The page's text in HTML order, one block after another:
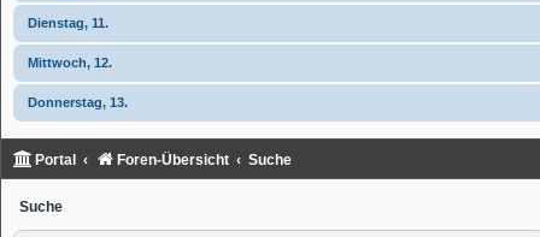
Dienstag, 11.
Mittwoch, 12.
Donnerstag, 13.
Portal Foren-Übersicht Suche
Suche